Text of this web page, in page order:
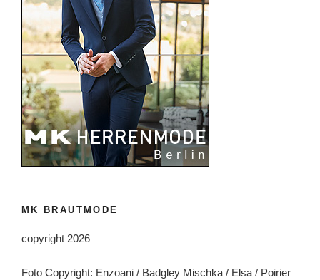
MK BRAUTMODE
copyright 2026
Foto Copyright: Enzoani / Badgley Mischka / Elsa / Poirier